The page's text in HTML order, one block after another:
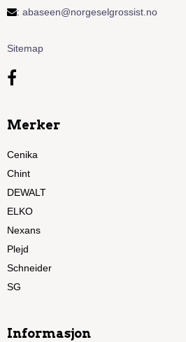
: abaseen@norgeselgrossist.no
Sitemap
Merker
Cenika
Chint
DEWALT
ELKO
Nexans
Plejd
Schneider
SG
Informasjon